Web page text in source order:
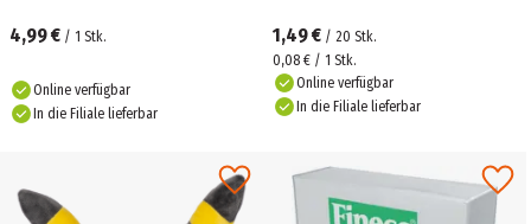
4,99 € / 1 Stk.
Online verfügbar
In die Filiale lieferbar
1,49 € / 20 Stk.
0,08 € / 1 Stk.
Online verfügbar
In die Filiale lieferbar